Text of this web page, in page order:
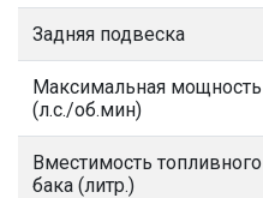
Задняя подвеска
Максимальная мощность
(л.с./об.мин)
Вместимость топливного
бака (литр.)